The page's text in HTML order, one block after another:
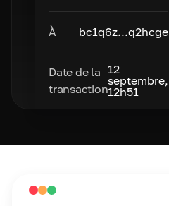
À bc1q6z...q2hcge
Date de la
transaction
12
septembre,
12h51